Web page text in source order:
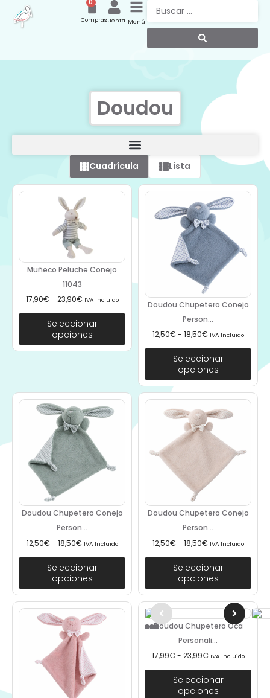
Menú
Cuenta
0
Compras
Doudou
Cuadrícula Lista
Muñeco Peluche Conejo
11043
17,90€ - 23,90€ IVA Incluido
Seleccionar
opciones
Doudou Chupetero Conejo
Person...
12,50€ - 18,50€ IVA Incluido
Seleccionar
opciones
Doudou Chupetero Conejo
Person...
12,50€ - 18,50€ IVA Incluido
Seleccionar
opciones
Doudou Chupetero Conejo
Person...
12,50€ - 18,50€ IVA Incluido
Seleccionar
opciones
Doudou Chupetero Oca
Personali...
17,99€ - 23,99€ IVA Incluido
Seleccionar
opciones